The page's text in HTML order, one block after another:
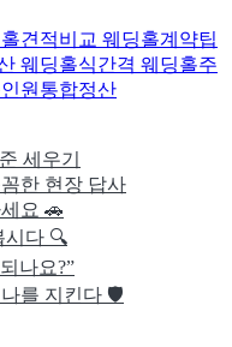
견적비교 웨딩홀계약팁
웨딩홀식간격 웨딩홀주
인원통합정산
세우기
한 현장 답사
요 🚗
시다 🔍
나요?”
를 지킨다 🛡️